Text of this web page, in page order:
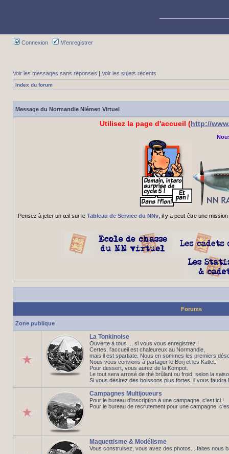
Connexion M’enregistrer
Voir les messages sans réponses | Voir les sujets récents
Index du forum
Message du Normandie Niémen Virtuel
Utilisez la page d'accueil (http://
Pensez à jeter un œil sur le Tableau de Service du NNv, il y a peut-être une
Forums
Zone publique
La Tonkinoise
Ouverte à tous ... si vous vous enregistrez !
Certes, l'accueil est chaleureux au Normandie,
mais il est spartiate. Nous en sommes les premiers
Nous vous convions à partager le Borj et les Katlet.
Pour dessert, vous aurez de la Kompot.
Le tout sera arrosé de thé brûlant ou froid, selon la
Si vous désirez des boissons plus fortes, il vous faudra
Campagnes Multijoueurs
Pour le bureau d'inscription à une campagne, c'est ici !
Pour le bureau de recrutement pour une campagne,
Maquettisme & Modélisme
Vous construisez, vous avez des photos... faites nous